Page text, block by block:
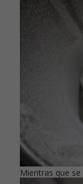
Mientras que